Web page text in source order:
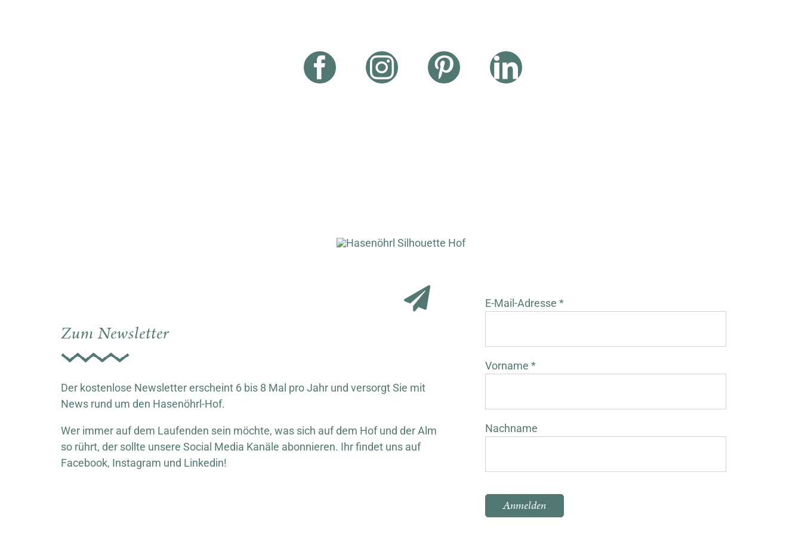
Zum Newsletter
Der kostenlose Newsletter erscheint 6 bis 8 Mal pro Jahr und versorgt Sie mit
News rund um den Hasenöhrl-Hof.
Wer immer auf dem Laufenden sein möchte, was sich auf dem Hof und der Alm
so rührt, der sollte unsere Social Media Kanäle abonnieren. Ihr findet uns auf
Facebook, Instagram und Linkedin!
E-Mail-Adresse *
Vorname *
Nachname
Bitte lasse dieses Feld leer.